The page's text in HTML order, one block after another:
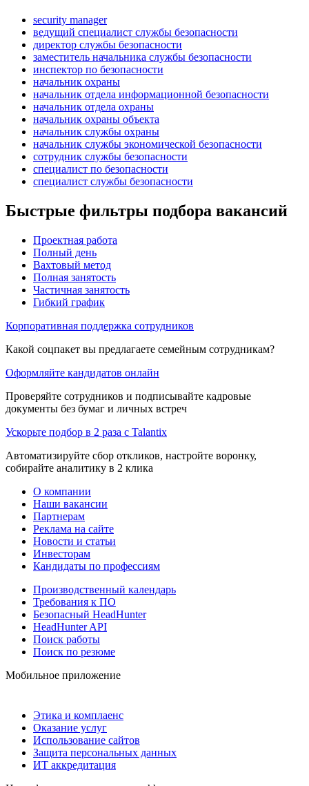
security manager
ведущий специалист службы безопасности
директор службы безопасности
заместитель начальника службы безопасности
инспектор по безопасности
начальник охраны
начальник отдела информационной безопасности
начальник отдела охраны
начальник охраны объекта
начальник службы охраны
начальник службы экономической безопасности
сотрудник службы безопасности
специалист по безопасности
специалист службы безопасности
Быстрые фильтры подбора вакансий
Проектная работа
Полный день
Вахтовый метод
Полная занятость
Частичная занятость
Гибкий график
Корпоративная поддержка сотрудников
Какой соцпакет вы предлагаете семейным сотрудникам?
Оформляйте кандидатов онлайн
Проверяйте сотрудников и подписывайте кадровые
документы без бумаг и личных встреч
Ускорьте подбор в 2 раза с Talantix
Автоматизируйте сбор откликов, настройте воронку,
собирайте аналитику в 2 клика
О компании
Наши вакансии
Партнерам
Реклама на сайте
Новости и статьи
Инвесторам
Кандидаты по профессиям
Производственный календарь
Требования к ПО
Безопасный HeadHunter
HeadHunter API
Поиск работы
Поиск по резюме
Мобильное приложение
Этика и комплаенс
Оказание услуг
Использование сайтов
Защита персональных данных
ИТ аккредитация